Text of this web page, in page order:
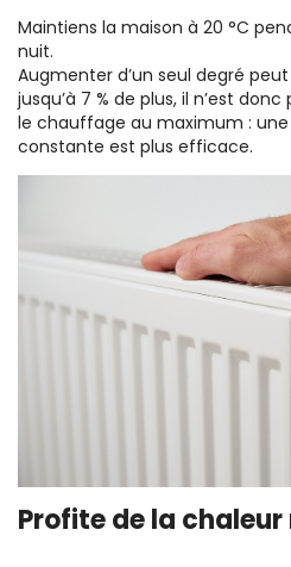
Maintiens la maison à 20 °C
nuit.
Augmenter d’un seul degré
jusqu’à 7 % de plus, il n’est
le chauffage au maximum :
constante est plus efficace.
Profite de la